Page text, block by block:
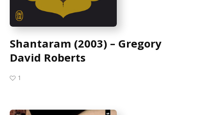
Shantaram (2003) – Gregory
David Roberts
1